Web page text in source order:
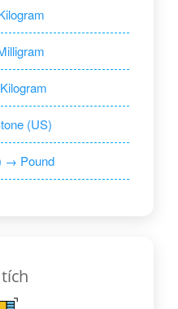
(US)
→ Pound